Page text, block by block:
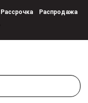
Рассрочка
Распродажа